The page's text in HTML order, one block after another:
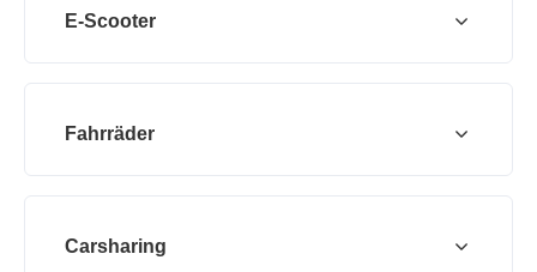
E-Scooter
Fahrräder
Carsharing